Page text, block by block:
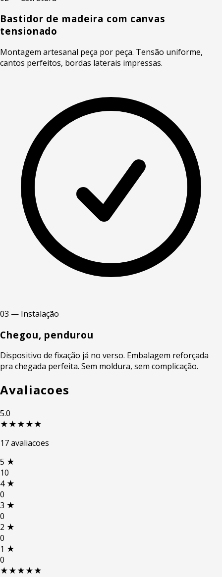
Bastidor de madeira com canvas
tensionado
Montagem artesanal peça por peça. Tensão uniforme,
cantos perfeitos, bordas laterais impressas.
03 — Instalação
Chegou, pendurou
Dispositivo de fixação já no verso. Embalagem reforçada
pra chegada perfeita. Sem moldura, sem complicação.
Avaliacoes
5.0
★★★★★
17 avaliacoes
5 ★
10
4 ★
0
3 ★
0
2 ★
0
1 ★
0
★★★★★